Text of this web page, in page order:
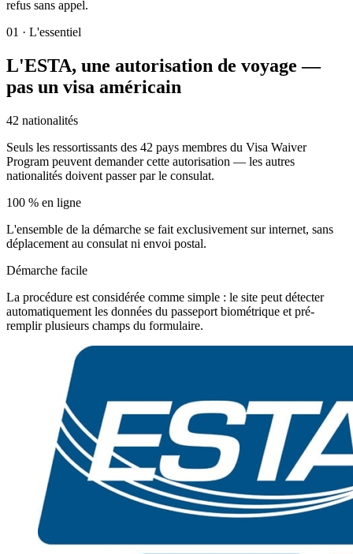
refus sans appel.
01 · L'essentiel
L'ESTA, une autorisation de voyage —
pas un visa américain
42 nationalités
Seuls les ressortissants des 42 pays membres du Visa Waiver
Program peuvent demander cette autorisation — les autres
nationalités doivent passer par le consulat.
100 % en ligne
L'ensemble de la démarche se fait exclusivement sur internet, sans
déplacement au consulat ni envoi postal.
Démarche facile
La procédure est considérée comme simple : le site peut détecter
automatiquement les données du passeport biométrique et pré-
remplir plusieurs champs du formulaire.